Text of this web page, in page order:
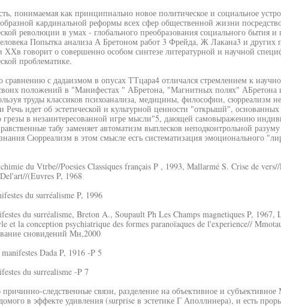
понимаемая как принципиально новое политическое и социальное
кардинальной реформы всех сфер общественной жизни
революции в умах - глобального преобразования социального бытия и
Попытка анализа А Бретоном работ 3 Фрейда, Ж Лакана3 и других
ХХв говорит о совершенно особом синтезе литературной и научной
проблематике.
с дадаизмом в опусах ТТцара4 отличался стремлением к
положений в "Манифестах " АБретона, "Магнитных полях"
труды классиков психоанализа, медицины, философии, сюрреализм
Речь идет об эстетической и культурной ценности "открышй",
грезы в незаинтересованной игре мысли"5, дающей самовыражению
табу заменяет автоматизм выплесков неподконтрольной разуму
Сюрреализм в этом смысле есгь систематизация эмоционального
du Vtrbe//Poesies Classiques français P , 1993, Mallarmé S. Crise de vers//
(Euvres P, 1968
du surréalisme P, 1996
du surréalisme, Breton A., Soupault Ph Les Champs magnetiques P, 1967,
et la conception psychiatrique des formes paranoïaques de l'experience//
сновидений Мн,2000
Dada P, 1916 -P 5
du surrealisme -P 7
следственные связи, разделение на объективное и
в эффекте удивления (surprise в эстетике Г Аполлинера), и есть